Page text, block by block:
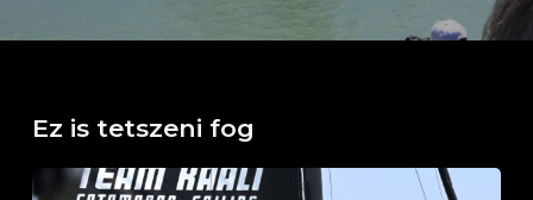
Ez is tetszeni fog
Horváth